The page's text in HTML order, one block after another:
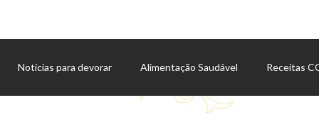
Notícias para devorar Alimentação Saudável Receitas